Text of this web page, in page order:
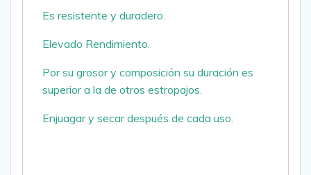
Es resistente y duradero.
Elevado Rendimiento.
Por su grosor y composición su duración es
superior a la de otros estropajos.
Enjuagar y secar después de cada uso.